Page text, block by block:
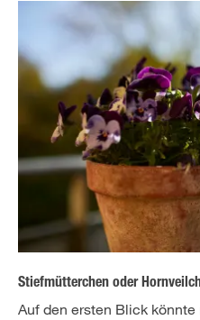
Stiefmütterchen oder
Auf den ersten Blick